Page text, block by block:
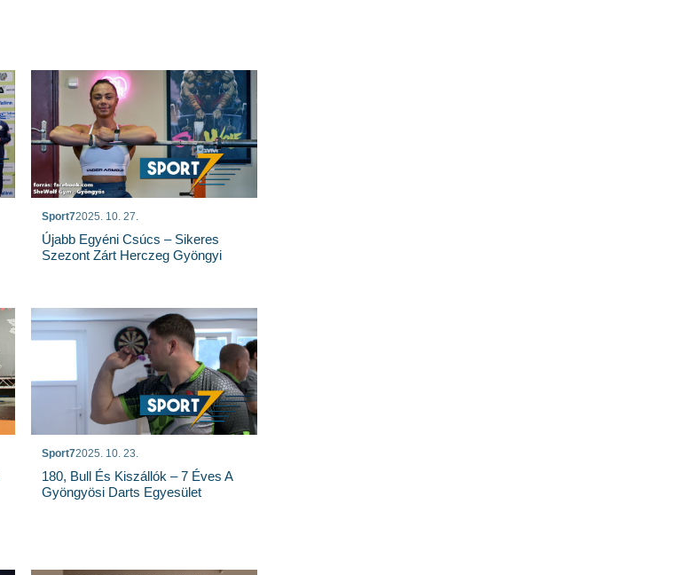
Sport72025. 10. 27.
Újabb Egyéni Csúcs – Sikeres
Szezont Zárt Herczeg Gyöngyi
Sport72025. 10. 23.
180, Bull És Kiszállók – 7 Éves A
Gyöngyösi Darts Egyesület